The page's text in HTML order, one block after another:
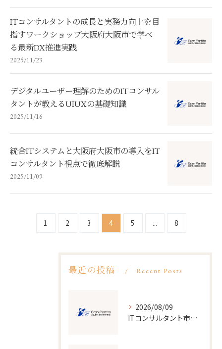
ITコンサルタントの成長と実務力向上を目
指すワークショップ大阪府大阪市で学べ
る最新DX推進実践
2025/11/23
デジタルユーザー理解のためのITコンサル
タントが教えるUIUXの基礎知識
2025/11/16
統合ITシステムと大阪府大阪市の導入をIT
コンサルタント視点で徹底解説
2025/11/09
1 2 3 4 5 ... 8
最近の投稿 Recent Posts
2026/08/09
ITコンサルタント市場の規模と将来性をデータで読み解く最新業界トレンド